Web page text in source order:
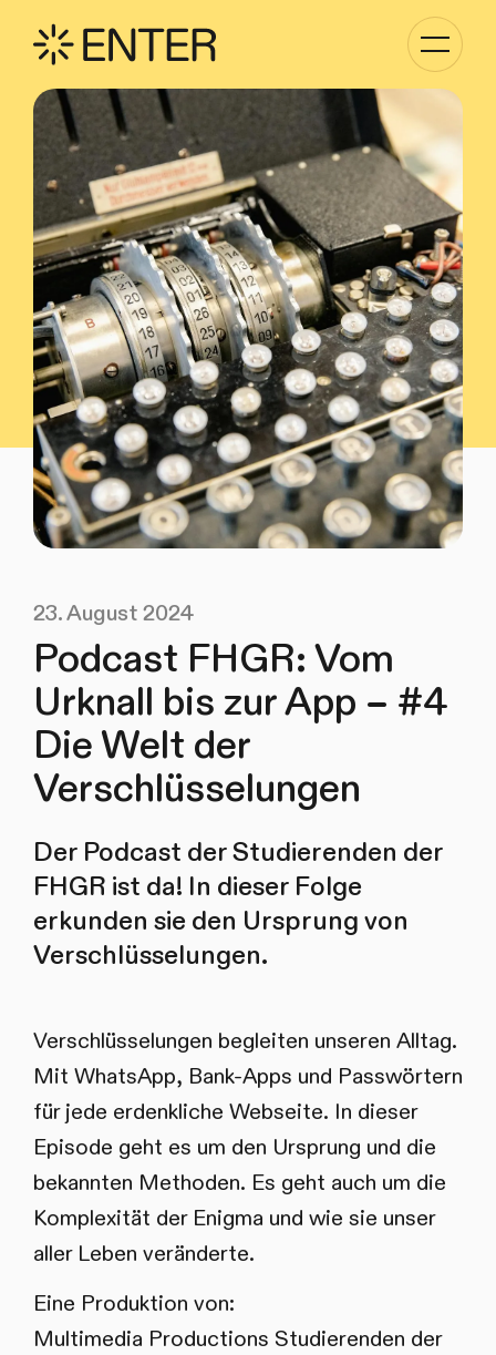
anzeigen
23. August 2024
Podcast FHGR: Vom
Urknall bis zur App – #4
Die Welt der
Verschlüsselungen
Der Podcast der Studierenden der
FHGR ist da! In dieser Folge
erkunden sie den Ursprung von
Verschlüsselungen.
Verschlüsselungen begleiten unseren Alltag.
Mit WhatsApp, Bank-Apps und Passwörtern
für jede erdenkliche Webseite. In dieser
Episode geht es um den Ursprung und die
bekannten Methoden. Es geht auch um die
Komplexität der Enigma und wie sie unser
aller Leben veränderte.
Eine Produktion von:
Multimedia Productions Studierenden der